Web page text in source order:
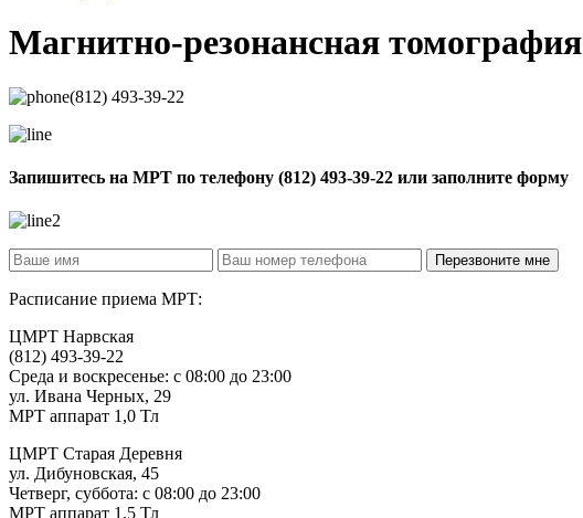
Магнитно-резонансная томография
(812) 493-39-22
Запишитесь на МРТ по телефону (812) 493-39-22 или заполните форму
Расписание приема МРТ:
ЦМРТ Нарвская
(812) 493-39-22
Среда и воскресенье: с 08:00 до 23:00
ул. Ивана Черных, 29
МРТ аппарат 1,0 Тл
ЦМРТ Старая Деревня
ул. Дибуновская, 45
Четверг, суббота: с 08:00 до 23:00
МРТ аппарат 1,5 Тл